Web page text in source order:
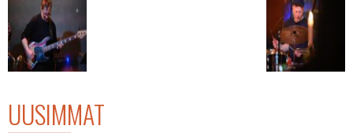
UUSIMMAT